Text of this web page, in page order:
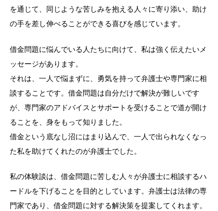
を通じて、同じような苦しみを抱える人々に寄り添い、助け
の手を差し伸べることができる喜びを感じています。
借金問題に悩んでいる人たちに向けて、私は強く伝えたいメ
ッセージがあります。
それは、一人で悩まずに、勇気を持って弁護士や専門家に相
談することです。借金問題は自分だけで解決が難しいです
が、専門家のアドバイスとサポートを受けることで道が開け
ることを、身をもって知りました。
借金という底なし沼にはまり込んで、一人で出られなくなっ
た私を助けてくれたのが弁護士でした。
私の体験談は、借金問題に苦しむ人々が弁護士に相談するハ
ードルを下げることを目的としています。弁護士は法律の専
門家であり、借金問題に対する解決策を提案してくれます。